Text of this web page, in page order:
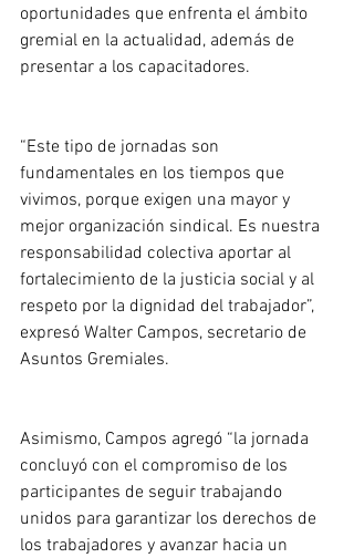
oportunidades que enfrenta el ámbito
gremial en la actualidad, además de
presentar a los capacitadores.
“Este tipo de jornadas son
fundamentales en los tiempos que
vivimos, porque exigen una mayor y
mejor organización sindical. Es nuestra
responsabilidad colectiva aportar al
fortalecimiento de la justicia social y al
respeto por la dignidad del trabajador”,
expresó Walter Campos, secretario de
Asuntos Gremiales.
Asimismo, Campos agregó “la jornada
concluyó con el compromiso de los
participantes de seguir trabajando
unidos para garantizar los derechos de
los trabajadores y avanzar hacia un